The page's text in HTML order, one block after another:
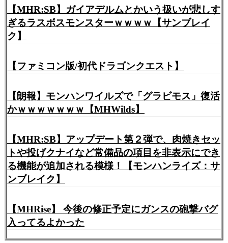
【MHR:SB】ガイアデルムとかいう扱いが悲しす
ぎるラスボスモンスターｗｗｗｗ【サンブレイ
ク】
【ファミコン版/初代ドラゴンクエスト】
【朗報】モンハンワイルズで「グラビモス」復活
かｗｗｗｗｗｗｗ【MHWilds】
【MHR:SB】アップデート第２弾で、肉焼きセッ
トや投げクナイなど常備品の項目を非表示にでき
る機能が追加される模様！【モンハンライズ：サ
ンブレイク】
【MHRise】 今後の修正予定にガンスの砲撃バグ
入ってるよかった